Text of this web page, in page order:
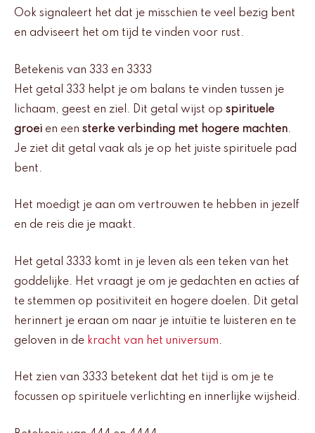
Ook signaleert het dat je misschien te veel bezig bent
en adviseert het om tijd te vinden voor rust.
Betekenis van 333 en 3333
Het getal 333 helpt je om balans te vinden tussen je
lichaam, geest en ziel. Dit getal wijst op spirituele
groei en een sterke verbinding met hogere machten.
Je ziet dit getal vaak als je op het juiste spirituele pad
bent.
Het moedigt je aan om vertrouwen te hebben in jezelf
en de reis die je maakt.
Het getal 3333 komt in je leven als een teken van het
goddelijke. Het vraagt je om je gedachten en acties af
te stemmen op positiviteit en hogere doelen. Dit getal
herinnert je eraan om naar je intuïtie te luisteren en te
geloven in de kracht van het universum.
Het zien van 3333 betekent dat het tijd is om je te
focussen op spirituele verlichting en innerlijke wijsheid.